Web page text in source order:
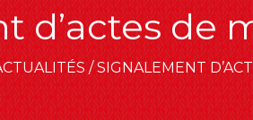
d’actes de
/SIGNALEMENT